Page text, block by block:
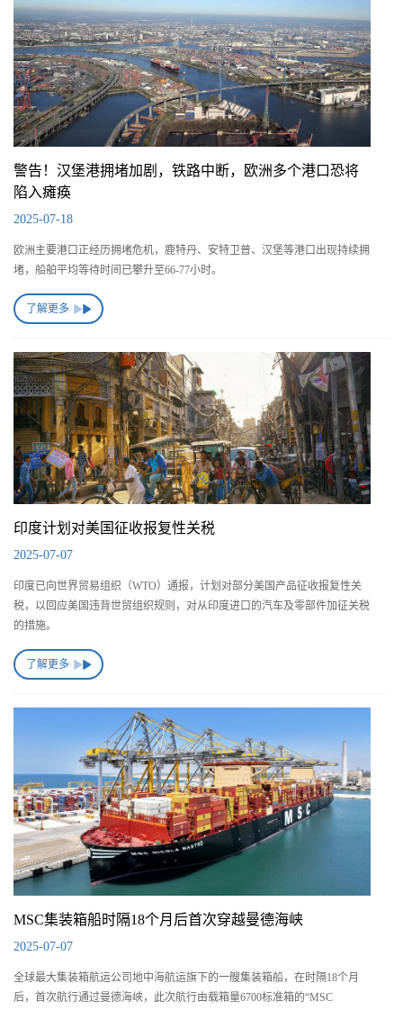
警告！汉堡港拥堵加剧，铁路中断，欧洲多个港口恐将
陷入瘫痪
2025-07-18
欧洲主要港口正经历拥堵危机，鹿特丹、安特卫普、汉堡等港口出现持续拥
堵，船舶平均等待时间已攀升至66-77小时。
了解更多
印度计划对美国征收报复性关税
2025-07-07
印度已向世界贸易组织（WTO）通报，计划对部分美国产品征收报复性关
税，以回应美国违背世贸组织规则，对从印度进口的汽车及零部件加征关税
的措施。
了解更多
MSC集装箱船时隔18个月后首次穿越曼德海峡
2025-07-07
全球最大集装箱航运公司地中海航运旗下的一艘集装箱船，在时隔18个月
后，首次航行通过曼德海峡，此次航行由载箱量6700标准箱的“MSC